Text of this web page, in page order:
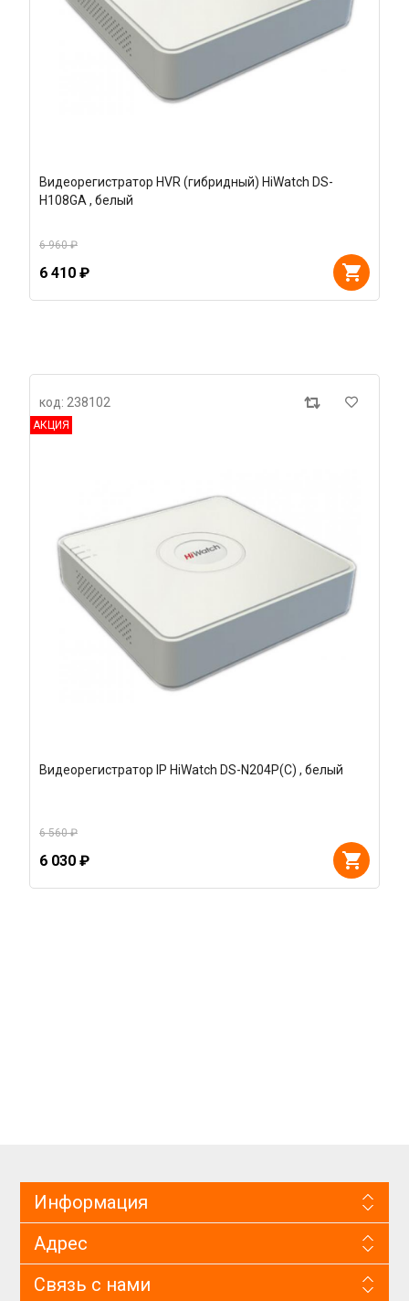
Видеорегистратор HVR (гибридный) HiWatch DS-
H108GA , белый
6 960 ₽
6 410 ₽
код: 238102
АКЦИЯ
Видеорегистратор IP HiWatch DS-N204P(C) , белый
6 560 ₽
6 030 ₽
Информация
Адрес
Связь с нами